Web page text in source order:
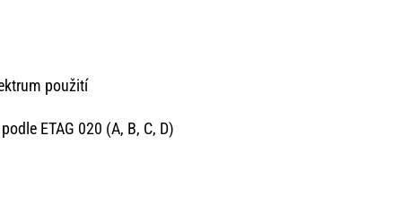
použití
ETAG 020 (A, B, C, D)